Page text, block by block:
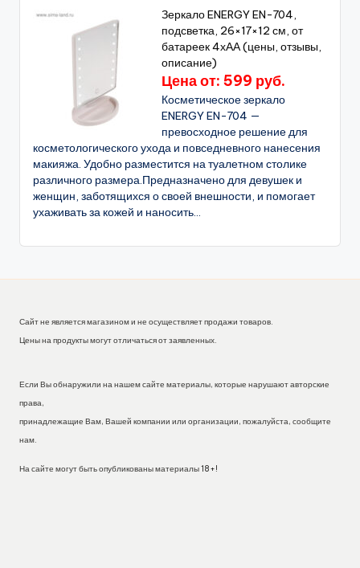
Зеркало ENERGY EN-704,
подсветка, 26×17×12 см, от
батареек 4хАА (цены, отзывы,
описание)
Цена от: 599 руб.
Косметическое зеркало
ENERGY EN-704 —
превосходное решение для
косметологического ухода и повседневного нанесения
макияжа. Удобно разместится на туалетном столике
различного размера.Предназначено для девушек и
женщин, заботящихся о своей внешности, и помогает
ухаживать за кожей и наносить...
Сайт не является магазином и не осуществляет продажи товаров.
Цены на продукты могут отличаться от заявленных.
Если Вы обнаружили на нашем сайте материалы, которые нарушают авторские
права,
принадлежащие Вам, Вашей компании или организации, пожалуйста, сообщите
нам.
На сайте могут быть опубликованы материалы 18+!